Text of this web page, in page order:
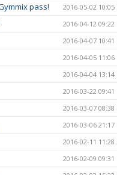
pass! 2016-05-02 10:05
2016-04-12 09:22
2016-04-07 10:41
2016-04-05 11:06
2016-04-04 13:14
2016-03-22 09:41
2016-03-07 08:38
2016-03-06 21:17
2016-02-11 11:28
2016-02-09 09:31